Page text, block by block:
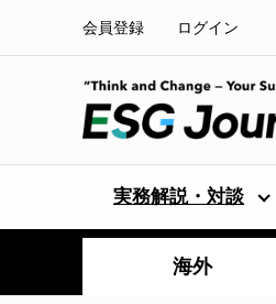
会員登録 ログイン
実務解説・対談
海外